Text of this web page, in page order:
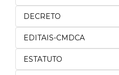
DECRETO
EDITAIS-CMDCA
ESTATUTO